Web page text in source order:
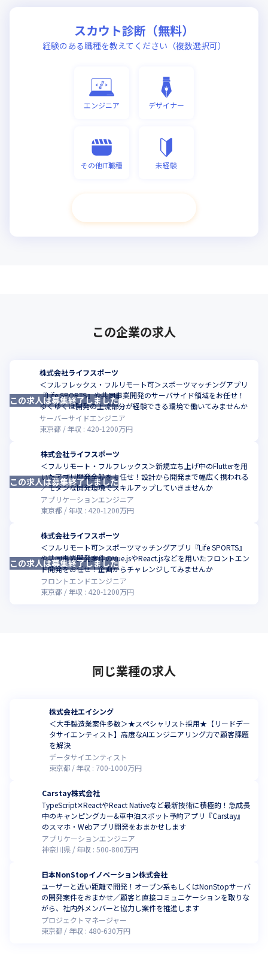
スカウト診断（無料）
経験のある職種を教えてください（複数選択可）
エンジニア デザイナー
その他IT職種 未経験
この企業の求人
株式会社ライフスポーツ
＜フルフレックス・フルリモート可＞スポーツマッチングアプリ
『Life SPORTS』や共同事業開発のサーバサイド領域をお任せ！
ゆくゆくは開発の上流部分が経験できる環境で働いてみませんか
サーバーサイドエンジニア
東京都
年収 : 420-1200万円
この求人は募集終了しました
株式会社ライフスポーツ
＜フルリモート・フルフレックス＞新規立ち上げ中のFlutterを用
いたアプリ開発全般をお任せ！設計から開発まで幅広く携われる
／モダンな開発環境でスキルアップしていきませんか
アプリケーションエンジニア
東京都
年収 : 420-1200万円
この求人は募集終了しました
株式会社ライフスポーツ
＜フルリモート可＞スポーツマッチングアプリ『Life SPORTS』
や共同事業開発案件のVue.jsやReact.jsなどを用いたフロントエン
ド開発をお任せ！企画からチャレンジしてみませんか
フロントエンドエンジニア
東京都
年収 : 420-1200万円
この求人は募集終了しました
同じ業種の求人
株式会社エイシング
＜大手製造業案件多数＞★スペシャリスト採用★【リードデー
タサイエンティスト】高度なAIエンジニアリング力で顧客課題
を解決
データサイエンティスト
東京都
年収 : 700-1000万円
Carstay株式会社
TypeScript✕ReactやReact Nativeなど最新技術に積極的！急成長
中のキャンピングカー&車中泊スポット予約アプリ『Carstay』
のスマホ・Webアプリ開発をおまかせします
アプリケーションエンジニア
神奈川県
年収 :500-800万円
日本NonStopイノベーション株式会社
ユーザーと近い距離で開発！オープン系もしくはNonStopサーバ
の開発案件をおまかせ／顧客と直接コミュニケーションを取りな
がら、社内外メンバーと協力し案件を推進します
プロジェクトマネージャー
東京都
年収 : 480-630万円